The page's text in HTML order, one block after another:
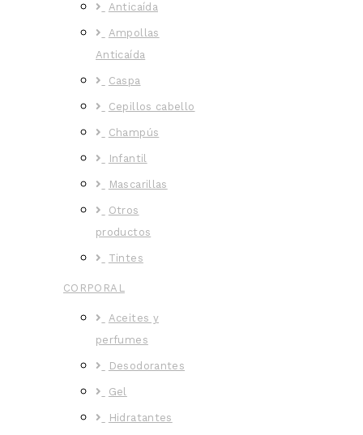
Anticaída
Ampollas
Anticaída
Caspa
Cepillos cabello
Champús
Infantil
Mascarillas
Otros
productos
Tintes
CORPORAL
Aceites y
perfumes
Desodorantes
Gel
Hidratantes